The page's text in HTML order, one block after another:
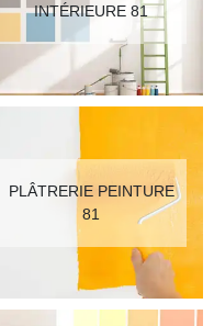
INTÉRIEURE 81
PLÂTRERIE PEINTURE
81